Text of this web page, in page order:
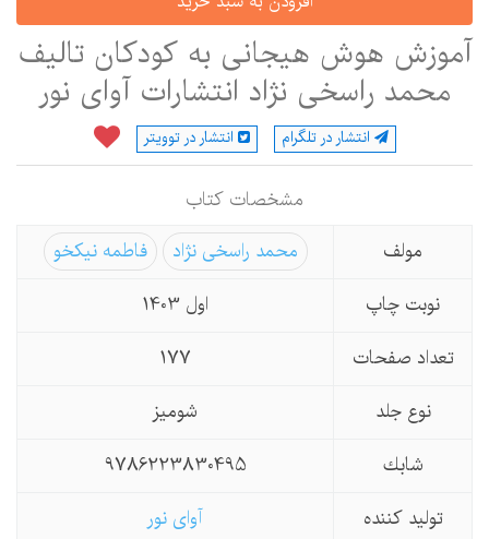
هوش هیجانی به کودکان تالیف
محمد راسخی نژاد انتشارات آوای نور
انتشار در تلگرام انتشار در توویتر
مشخصات كتاب
مولف
محمد راسخی نژاد
فاطمه نیکخو
نوبت چاپ
تعداد صفحات
177
نوع جلد
شومیز
شابك
9786223830495
تولید كننده
آوای نور